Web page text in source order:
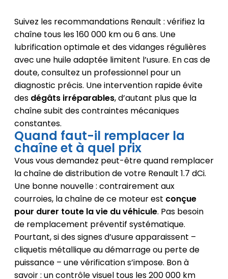
Suivez les recommandations Renault : vérifiez la
chaîne tous les 160 000 km ou 6 ans. Une
lubrification optimale et des vidanges régulières
avec une huile adaptée limitent l’usure. En cas de
doute, consultez un professionnel pour un
diagnostic précis. Une intervention rapide évite
des dégâts irréparables, d’autant plus que la
chaîne subit des contraintes mécaniques
constantes.
Quand faut-il remplacer la
chaîne et à quel prix
Vous vous demandez peut-être quand remplacer
la chaîne de distribution de votre Renault 1.7 dCi.
Une bonne nouvelle : contrairement aux
courroies, la chaîne de ce moteur est conçue
pour durer toute la vie du véhicule. Pas besoin
de remplacement préventif systématique.
Pourtant, si des signes d’usure apparaissent –
cliquetis métallique au démarrage ou perte de
puissance – une vérification s’impose. Bon à
savoir : un contrôle visuel tous les 200 000 km